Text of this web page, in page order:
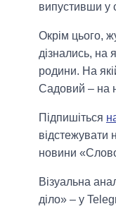
випустивши у
Окрім цього,
дізнались, на
родини. На
Садовий – на
Підпишіться
відстежувати
новини
Візуальна
діло» – у